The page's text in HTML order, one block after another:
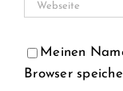
Meinen
Browser